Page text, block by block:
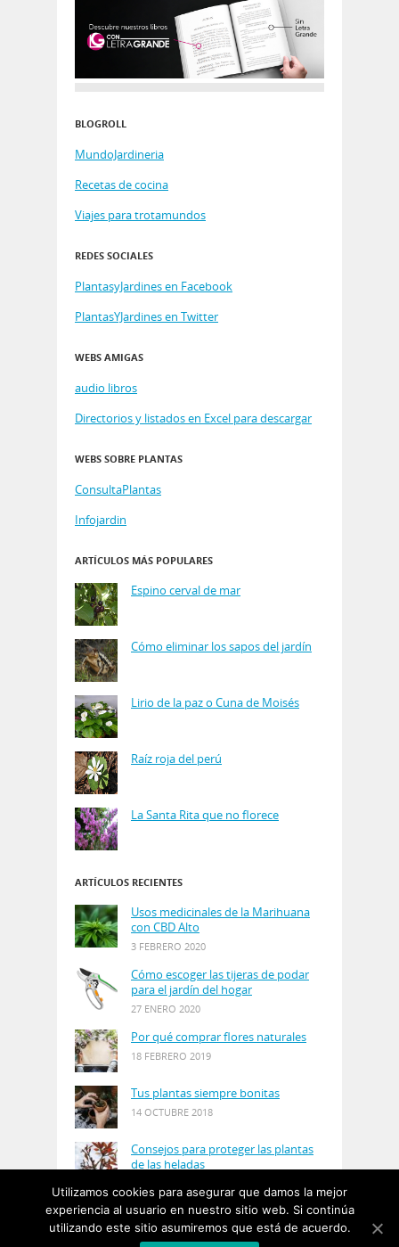
BLOGROLL
MundoJardineria
Recetas de cocina
Viajes para trotamundos
REDES SOCIALES
PlantasyJardines en Facebook
PlantasYJardines en Twitter
WEBS AMIGAS
audio libros
Directorios y listados en Excel para descargar
WEBS SOBRE PLANTAS
ConsultaPlantas
Infojardin
ARTÍCULOS MÁS POPULARES
Espino cerval de mar
Cómo eliminar los sapos del jardín
Lirio de la paz o Cuna de Moisés
Raíz roja del perú
La Santa Rita que no florece
ARTÍCULOS RECIENTES
Usos medicinales de la Marihuana
con CBD Alto
3 FEBRERO 2020
Cómo escoger las tijeras de podar
para el jardín del hogar
27 ENERO 2020
Por qué comprar flores naturales
18 FEBRERO 2019
Tus plantas siempre bonitas
14 OCTUBRE 2018
Consejos para proteger las plantas
de las heladas
© Copyright 2019PlantasyJardines· Designed by
Utilizamos cookies para asegurar que damos la mejor
experiencia al usuario en nuestro sitio web. Si continúa
utilizando este sitio asumiremos que está de acuerdo.